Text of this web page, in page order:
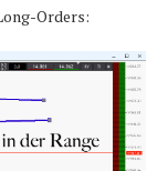
Orders: